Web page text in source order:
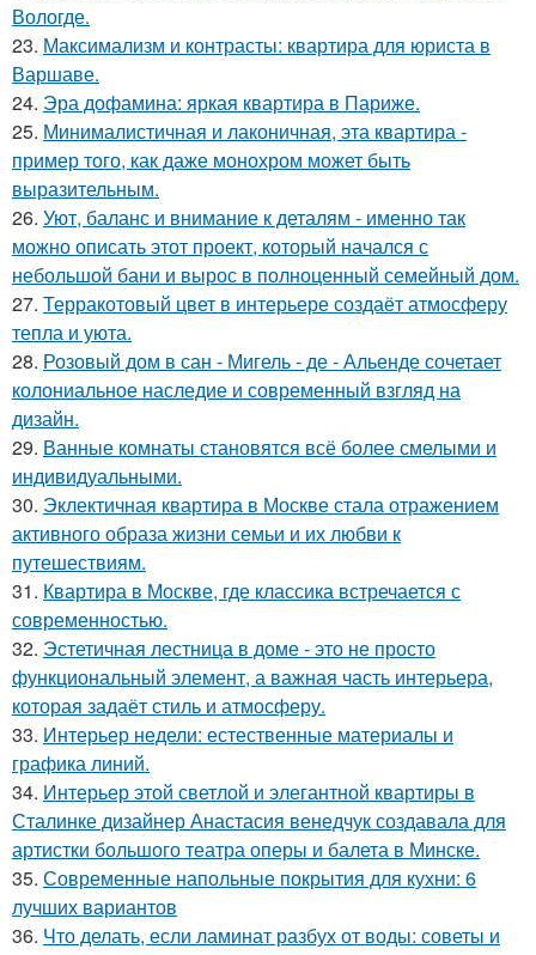
Вологде.
23. Максимализм и контрасты: квартира для юриста в
Варшаве.
24. Эра дофамина: яркая квартира в Париже.
25. Минималистичная и лаконичная, эта квартира -
пример того, как даже монохром может быть
выразительным.
26. Уют, баланс и внимание к деталям - именно так
можно описать этот проект, который начался с
небольшой бани и вырос в полноценный семейный дом.
27. Терракотовый цвет в интерьере создаёт атмосферу
тепла и уюта.
28. Розовый дом в сан - Мигель - де - Альенде сочетает
колониальное наследие и современный взгляд на
дизайн.
29. Ванные комнаты становятся всё более смелыми и
индивидуальными.
30. Эклектичная квартира в Москве стала отражением
активного образа жизни семьи и их любви к
путешествиям.
31. Квартира в Москве, где классика встречается с
современностью.
32. Эстетичная лестница в доме - это не просто
функциональный элемент, а важная часть интерьера,
которая задаёт стиль и атмосферу.
33. Интерьер недели: естественные материалы и
графика линий.
34. Интерьер этой светлой и элегантной квартиры в
Сталинке дизайнер Анастасия венедчук создавала для
артистки большого театра оперы и балета в Минске.
35. Современные напольные покрытия для кухни: 6
лучших вариантов
36. Что делать, если ламинат разбух от воды: советы и